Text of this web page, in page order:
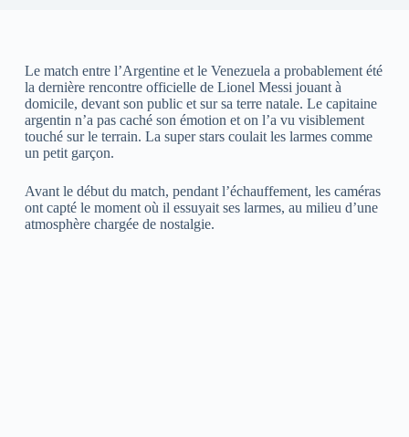
Le match entre l’Argentine et le Venezuela a probablement été
la dernière rencontre officielle de Lionel Messi jouant à
domicile, devant son public et sur sa terre natale. Le capitaine
argentin n’a pas caché son émotion et on l’a vu visiblement
touché sur le terrain. La super stars coulait les larmes comme
un petit garçon.
Avant le début du match, pendant l’échauffement, les caméras
ont capté le moment où il essuyait ses larmes, au milieu d’une
atmosphère chargée de nostalgie.